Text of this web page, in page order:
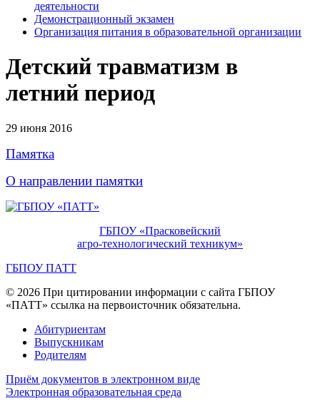
деятельности
Демонстрационный экзамен
Организация питания в образовательной организации
Детский травматизм в
летний период
29 июня 2016
Памятка
О направлении памятки
ГБПОУ «Прасковейский
агро-технологический техникум»
ГБПОУ ПАТТ
© 2026 При цитировании информации с сайта ГБПОУ
«ПАТТ» ссылка на первоисточник обязательна.
Абитуриентам
Выпускникам
Родителям
Приём документов в электронном виде
Электронная образовательная среда